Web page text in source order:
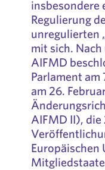
insbesondere
Regulierung
unregulierten
mit sich.
AIFMD
Parlament am
am 26.
AIFMD II), die
Europäischen